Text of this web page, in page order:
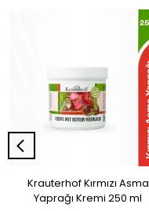
Krauterhof Kırmızı Asma
Yaprağı Kremi 250 ml